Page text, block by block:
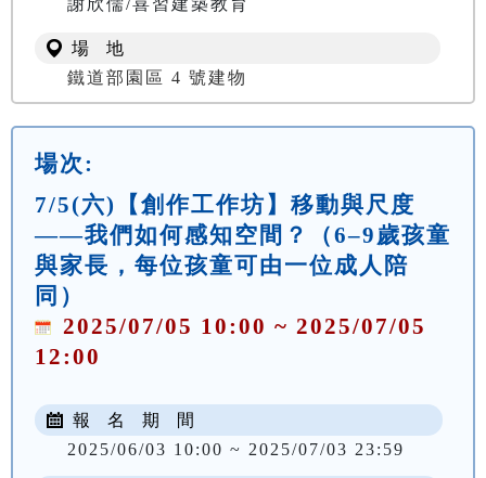
謝欣儒/喜習建築教育
場 地
鐵道部園區 4 號建物
場次:
7/5(六)【創作工作坊】移動與尺度
——我們如何感知空間？（6–9歲孩童
與家長，每位孩童可由一位成人陪
同）
2025/07/05 10:00 ~ 2025/07/05
12:00
報 名 期 間
2025/06/03 10:00 ~ 2025/07/03 23:59